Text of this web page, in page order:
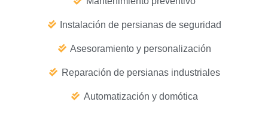
Instalación de persianas de seguridad
Asesoramiento y personalización
Reparación de persianas industriales
Automatización y domótica